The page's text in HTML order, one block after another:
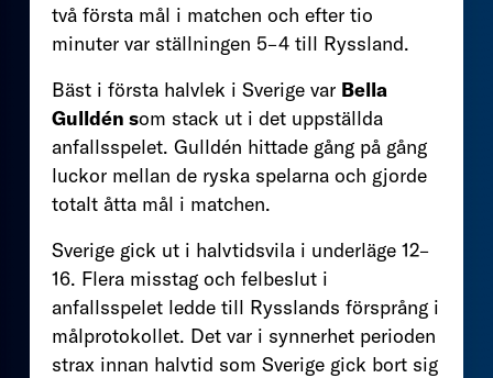
två första mål i matchen och efter tio
minuter var ställningen 5–4 till Ryssland.
Bäst i första halvlek i Sverige var Bella
Gulldén som stack ut i det uppställda
anfallsspelet. Gulldén hittade gång på gång
luckor mellan de ryska spelarna och gjorde
totalt åtta mål i matchen.
Sverige gick ut i halvtidsvila i underläge 12–
16. Flera misstag och felbeslut i
anfallsspelet ledde till Rysslands försprång i
målprotokollet. Det var i synnerhet perioden
strax innan halvtid som Sverige gick bort sig